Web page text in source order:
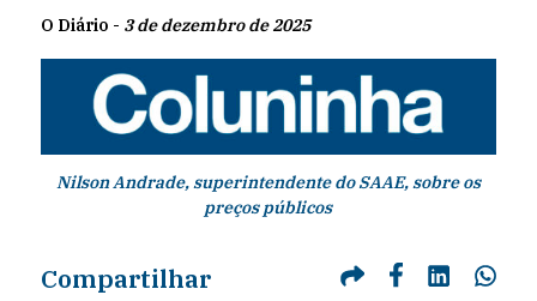
O Diário - 3 de dezembro de 2025
Nilson Andrade, superintendente do SAAE, sobre os
preços públicos
Compartilhar